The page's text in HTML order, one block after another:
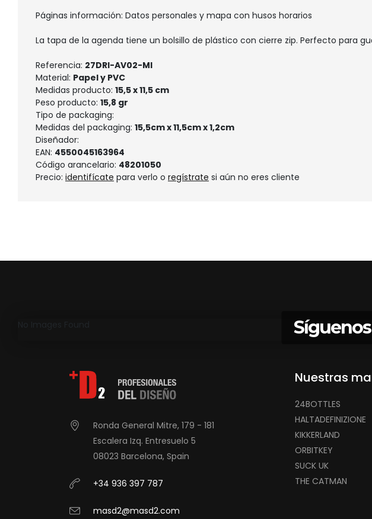
Páginas información: Datos personales y mapa con husos horarios
La tapa de la agenda tiene un bolsillo de plástico con cierre zip. Perfecto para
Referencia: 27DRI-AV02-MI
Material: Papel y PVC
Medidas producto: 15,5 x 11,5 cm
Peso producto: 15,8 gr
Tipo de packaging:
Medidas del packaging: 15,5cm x 11,5cm x 1,2cm
Diseñador:
EAN: 4550045163964
Código arancelario: 48201050
Precio: identifícate para verlo o regístrate si aún no eres cliente
Ronda General Mitre, 179 - 181
Escalera Izq. Entresuelo 5
08023 Barcelona, Spain
+34 936 397 787
masd2@masd2.com
Nuestras
24BOTTLES
HALTADEFINIZIONE
KIKKERLAND
ORBITKEY
SUCK UK
THE CATMAN